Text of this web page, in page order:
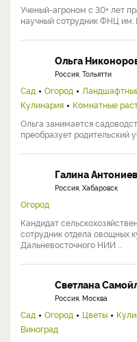
Ученый-агроном с 30+ лет
научный сотрудник ФНЦ им.
Ольга
Россия, Тольятти
Сад Огород
Кулинария
Комнатные
Ольга занимается
преобразует родительский
Галина
Россия, Хабаровск
Огород
Кандидат
сотрудник отдела овощных
Дальневосточного НИИ ...
Светлана
Россия, Москва
Сад Огород Цветы
Виноград